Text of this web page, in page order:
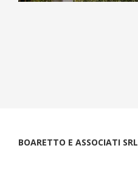
BOARETTO E ASSOCIATI SRL